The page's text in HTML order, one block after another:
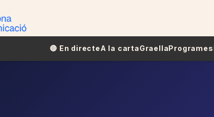
🔴​​ En directeA la cartaGraellaProgrames